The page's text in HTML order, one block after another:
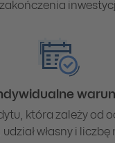
zakończenia
która zależy od
własny i